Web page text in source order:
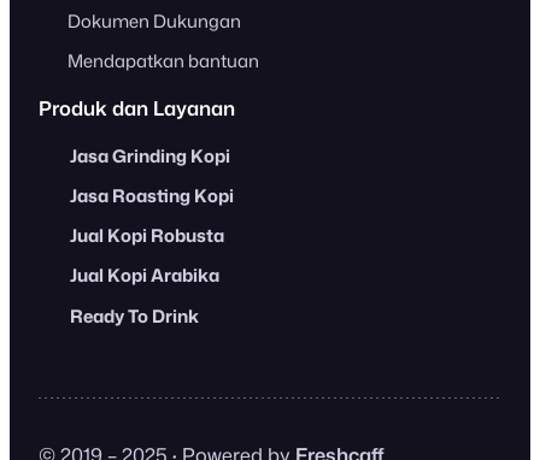
Dokumen Dukungan
Mendapatkan bantuan
Produk dan Layanan
Jasa Grinding Kopi
Jasa Roasting Kopi
Jual Kopi Robusta
Jual Kopi Arabika
Ready To Drink